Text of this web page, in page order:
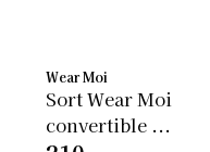
Wear Moi
Sort Wear Moi
convertible ...